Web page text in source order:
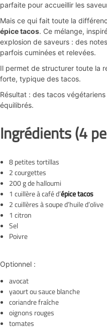
parfaite pour accueillir les
Mais ce qui fait toute la
épice tacos. Ce mélange,
explosion de saveurs : des
parfois cuminées et relevées.
Il permet de structurer toute la
forte, typique des tacos.
Résultat : des tacos
équilibrés.
Ingrédients (4
8 petites tortillas
2 courgettes
200 g de halloumi
1 cuillère à café d’épice tacos
2 cuillères à soupe d’huile d’olive
1 citron
Sel
Poivre
Optionnel :
avocat
yaourt ou sauce blanche
coriandre fraîche
oignons rouges
tomates